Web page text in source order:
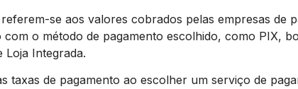
se aos valores cobrados pelas empresas de
o método de pagamento escolhido, como PIX,
Loja Integrada.
taxas de pagamento ao escolher um serviço de